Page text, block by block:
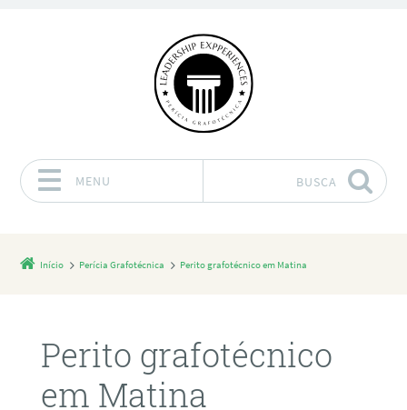
MENU BUSCA
Início Perícia Grafotécnica Perito grafotécnico em Matina
Perito grafotécnico
em Matina